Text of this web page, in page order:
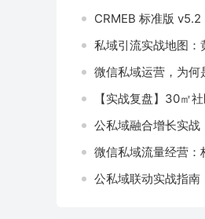
CRMEB 标准版 v5.2
私域引流实战地图
微信私域运营，为何
【实战复盘】30㎡
公私域融合增长实战
微信私域流量经营：
公私域联动实战指南